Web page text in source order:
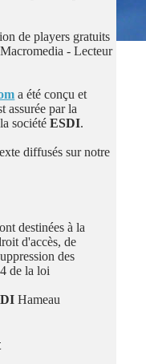
de players gratuits
- Lecteur
a été conçu et
assurée par la
sociétéESDI.
diffusés sur notre
destinées à la
d'accès, de
des
de la loi
Hameau